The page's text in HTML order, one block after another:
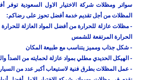
سواتر ومظلات شركة الاختيار الاول السعودية
المظلات من أجل تقديم خدمة أفضل تحوز على رضاكم:
- مظلات عازلة للحرارة من أفضل المواد العازلة
الحرارة المرتفعة للشمس
- شكل جذاب ومميز يتناسب مع طبيعة المكان
- الهيكل الحديدي مطلي بمواد عازلة لحمايته من الصدأ
- عمل المظلات بطرق فنية لاستيعاب أكبر عدد من